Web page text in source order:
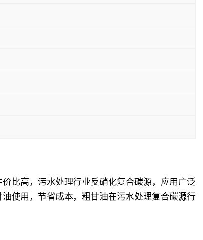
比高，污水处理行业反硝化复合碳源，应用广泛
使用，节省成本，粗甘油在污水处理复合碳源行